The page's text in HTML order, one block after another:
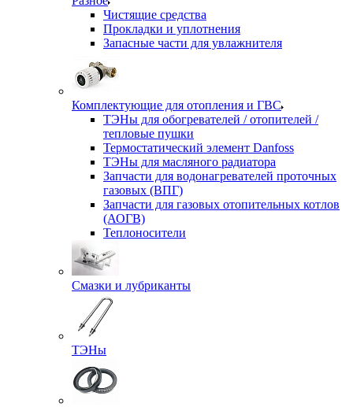
Чистящие средства
Прокладки и уплотнения
Запасные части для увлажнителя
Комплектующие для отопления и ГВС
ТЭНы для обогревателей / отопителей /
тепловые пушки
Термостатический элемент Danfoss
ТЭНы для масляного радиатора
Запчасти для водонагревателей проточных
газовых (ВПГ)
Запчасти для газовых отопительных котлов
(АОГВ)
Теплоносители
Смазки и лубриканты
ТЭНы